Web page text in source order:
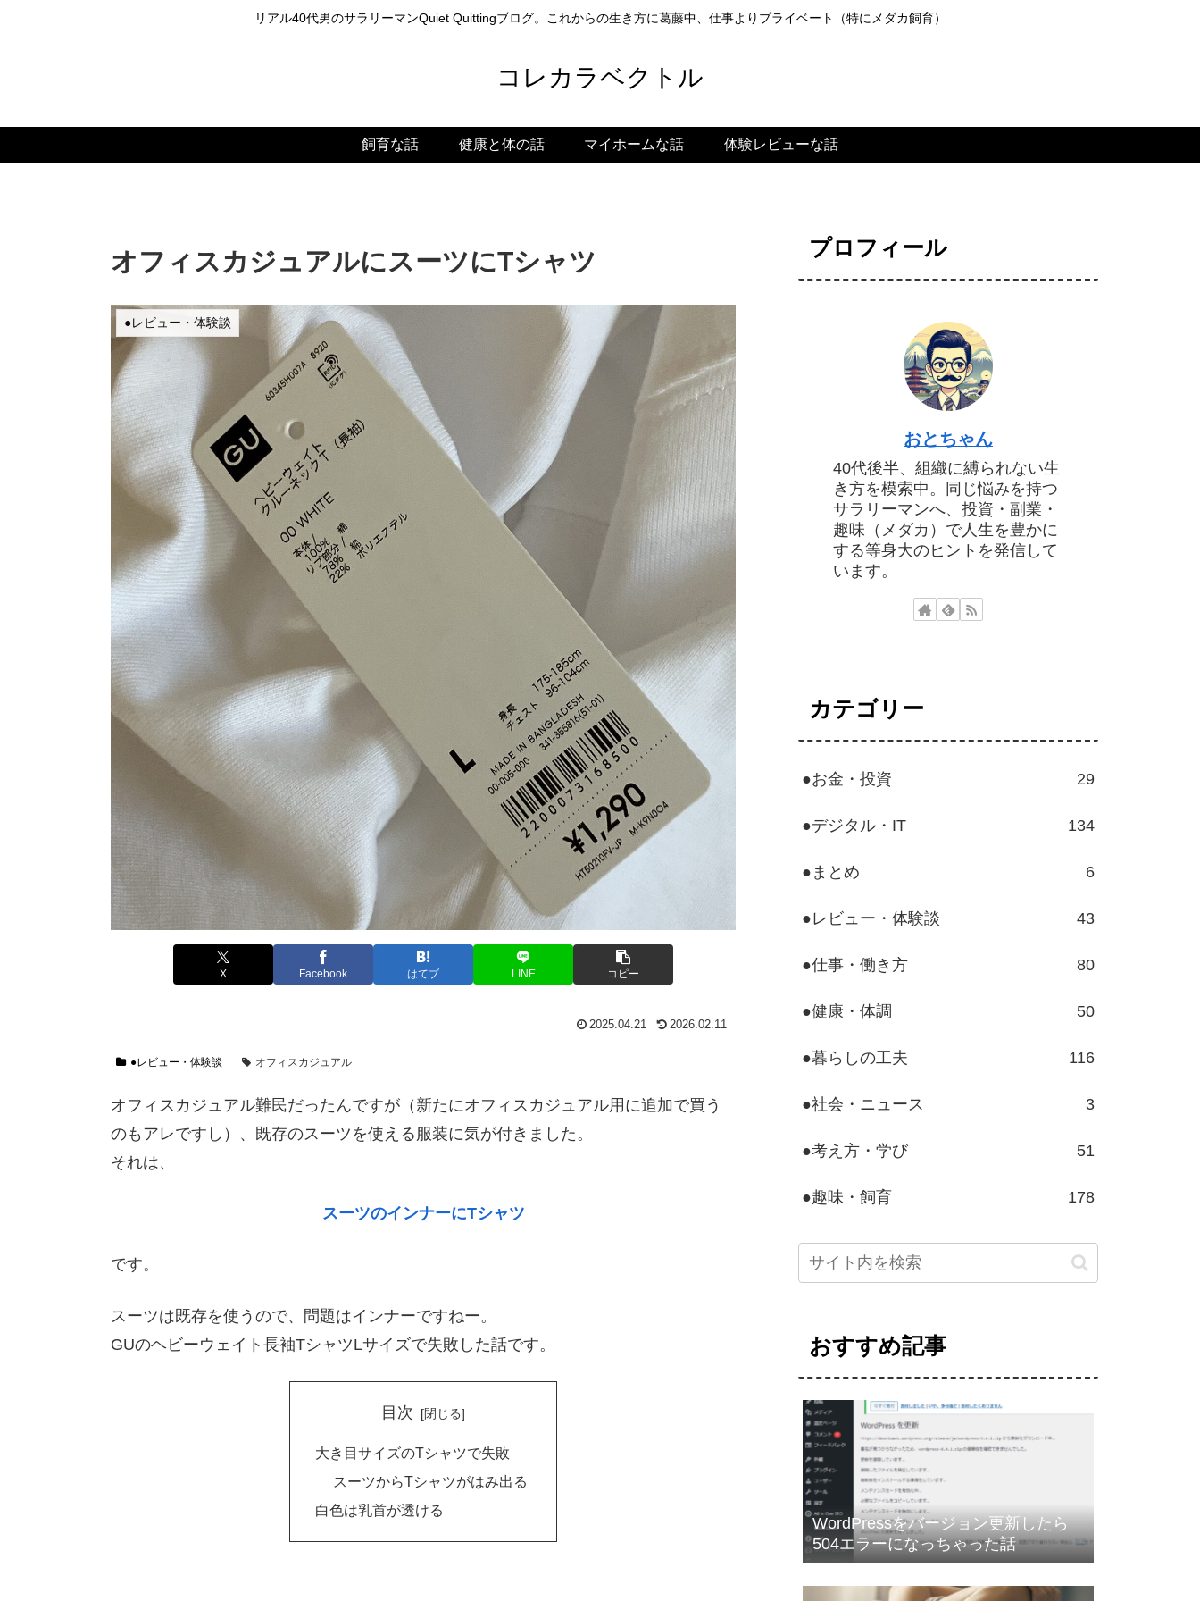
リアル40代男のサラリーマンQuiet Quittingブログ。これからの生き方に葛藤中、仕事よりプライベート（特にメダカ飼育）
コレカラベクトル
飼育な話 健康と体の話 マイホームな話 体験レビューな話
オフィスカジュアルにスーツにTシャツ
●レビュー・体験談
X Facebook はてブ LINE コピー
2025.04.21 2026.02.11
●レビュー・体験談 オフィスカジュアル
オフィスカジュアル難民だったんですが（新たにオフィスカジュアル用に追加で買う
のもアレですし）、既存のスーツを使える服装に気が付きました。
それは、
スーツのインナーにTシャツ
です。
スーツは既存を使うので、問題はインナーですねー。
GUのヘビーウェイト長袖TシャツLサイズで失敗した話です。
目次
大き目サイズのTシャツで失敗
スーツからTシャツがはみ出る
白色は乳首が透ける
プロフィール
おとちゃん
40代後半、組織に縛られない生
き方を模索中。同じ悩みを持つ
サラリーマンへ、投資・副業・
趣味（メダカ）で人生を豊かに
する等身大のヒントを発信して
います。
カテゴリー
●お金・投資 29
●デジタル・IT 134
●まとめ 6
●レビュー・体験談 43
●仕事・働き方 80
●健康・体調 50
●暮らしの工夫 116
●社会・ニュース 3
●考え方・学び 51
●趣味・飼育 178
おすすめ記事
WordPressをバージョン更新したら
504エラーになっちゃった話